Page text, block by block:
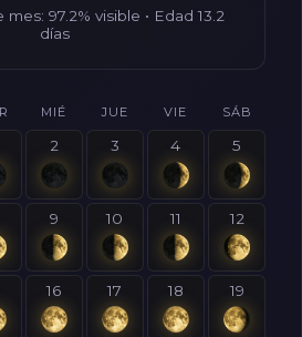
97.2% visible • Edad 13.2
días
MIÉ JUE VIE SÁB
2 3 4 5
9 10 11 12
16 17 18 19